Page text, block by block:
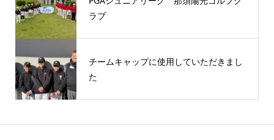
ラブ
チームキャップに使用していただきまし
た